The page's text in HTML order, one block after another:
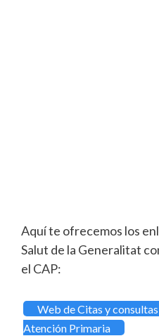
Aquí te ofrecemos los
Salut de la Generalitat
el CAP:
Web de Citas y
Atención Primaria